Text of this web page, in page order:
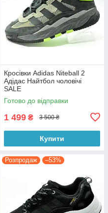
Кросівки Adidas Niteball 2
Адідас Найтбол чоловічі
SALE
Готово до відправки
1 499 ₴ 3 500 ₴
Купити
Розпродаж –53%